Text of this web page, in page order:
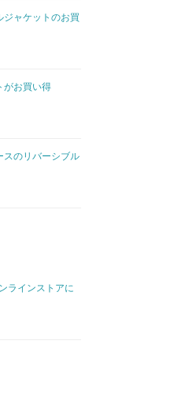
ジャケットのお買
がお買い得
スのリバーシブル
ラインストアに